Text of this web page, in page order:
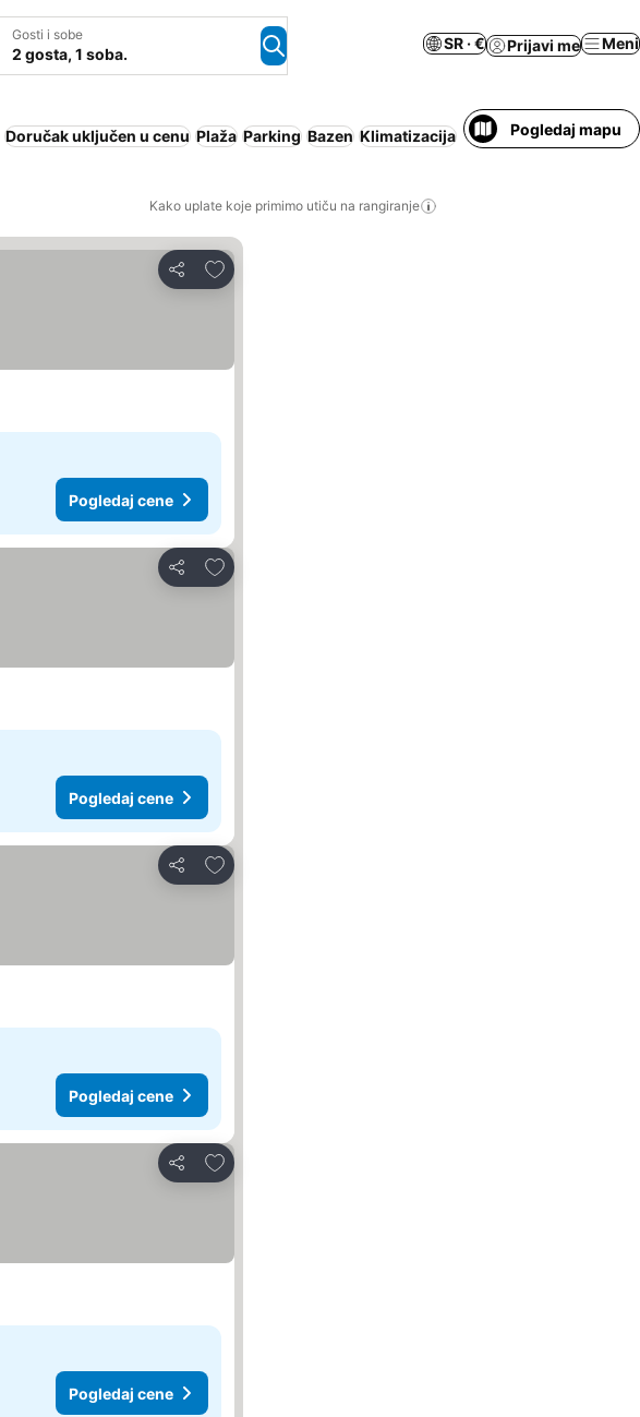
Gosti i sobe
2 gosta, 1 soba.
SR · € Prijavi me Meni
Doručak uključen u cenu Plaža Parking Bazen Klimatizacija Apart hotelPogledaj mapu
Kako uplate koje primimo utiču na rangiranje
Deli
Dodati u favorite
Pogledaj cene
Deli
Dodati u favorite
Pogledaj cene
Deli
Dodati u favorite
Pogledaj cene
Deli
Dodati u favorite
Pogledaj cene